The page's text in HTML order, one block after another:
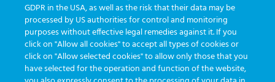
VACUETTE®
GDPR in the USA, as well as the risk that their data may be
processed by US authorities for control and monitoring
purposes without effective legal remedies against it. If you
click on "Allow all cookies" to accept all types of cookies or
click on "Allow selected cookies" to allow only those that you
have selected for the operation and function of the website,